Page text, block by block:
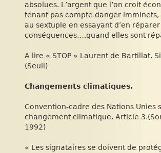
absolues. L’argent que l’on croit
tenant pas compte danger imminets,
au sextuple en essayant d’en
conséquences….quand elles sont
A lire « STOP » Laurent de Bartillat,
(Seuil)
Changements climatiques.
Convention-cadre des Nations Unies
changement climatique. Article
1992)
« Les signataires se doivent de